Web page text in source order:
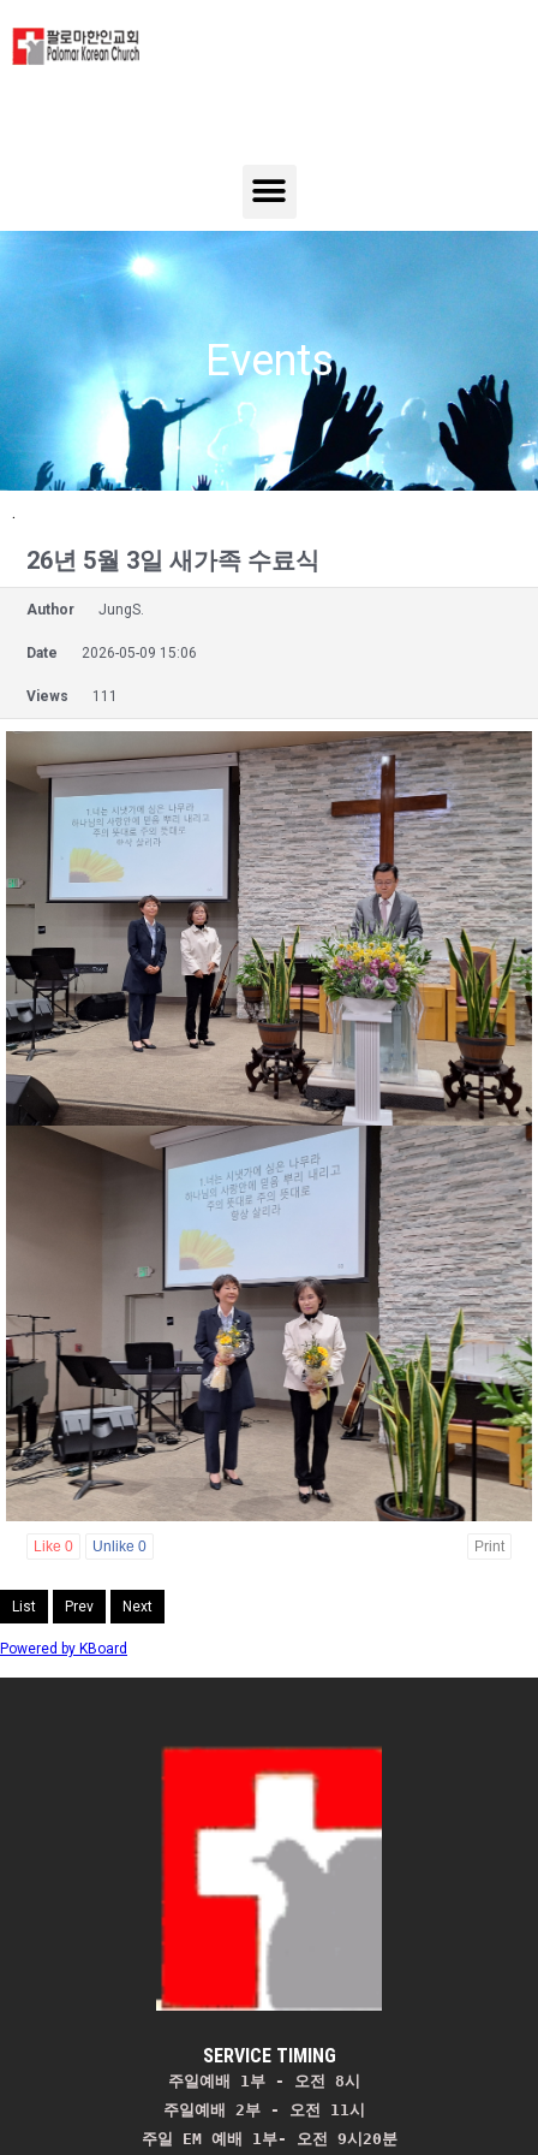
Events
.
26년 5월 3일 새가족 수료식
Author JungS.
Date 2026-05-09 15:06
Views 111
Like 0 Unlike 0 Print
List Prev Next
Powered by KBoard
SERVICE TIMING
주일예배 1부 - 오전 8시
주일예배 2부 - 오전 11시
주일 EM 예배 1부- 오전 9시20분